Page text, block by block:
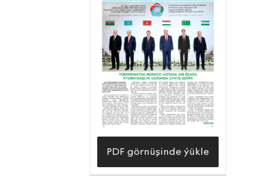
tygşytly we ýokary netijeli ulanmaklygy,
dekarbonizirlemegi, wodorod
energetikasyna geçmek üçin
«Türkmengaz» döwlet konsernine
degişli işleri alyp barmaklygy tabşyrdy.
Häzirki wagtda tebigy gazy çykarmagy,
ony arassalamagy we gaýtadan
işlemegi ekologiýa talaplaryna gabat
getirmeli, ýagny azot dioksidini,
kömürturşy gazyny, kükürt dioksidini
PDF görnüşinde ýükle